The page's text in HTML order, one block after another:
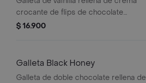
crocante de flips de chocolate
terminada con un crumb de flips de
$ 16.900
Galleta Black Honey
Galleta de doble chocolate rellena de